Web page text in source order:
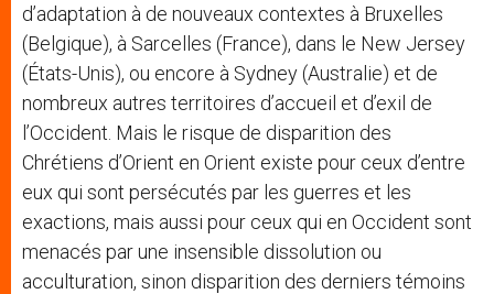
d’adaptation à de nouveaux contextes à Bruxelles
(Belgique), à Sarcelles (France), dans le New Jersey
(États-Unis), ou encore à Sydney (Australie) et de
nombreux autres territoires d’accueil et d’exil de
l’Occident. Mais le risque de disparition des
Chrétiens d’Orient en Orient existe pour ceux d’entre
eux qui sont persécutés par les guerres et les
exactions, mais aussi pour ceux qui en Occident sont
menacés par une insensible dissolution ou
acculturation, sinon disparition des derniers témoins